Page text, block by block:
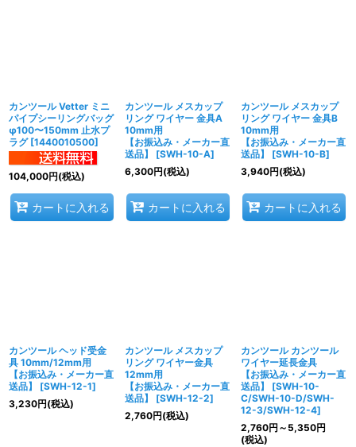
カンツール Vetter ミニ
パイプシーリングバッグ
φ100〜150mm 止水プ
ラグ [1440010500]
104,000円(税込)
カートに入れる
カンツール メスカップ
リング ワイヤー 金具A
10mm用
【お振込み・メーカー直
送品】
[SWH-10-A]
6,300円(税込)
カートに入れる
カンツール メスカップ
リング ワイヤー 金具B
10mm用
【お振込み・メーカー直
送品】
[SWH-10-B]
3,940円(税込)
カートに入れる
カンツール ヘッド受金
具 10mm/12mm用
【お振込み・メーカー直
送品】
[SWH-12-1]
3,230円(税込)
カンツール メスカップ
リング ワイヤー金具
12mm用
【お振込み・メーカー直
送品】
[SWH-12-2]
2,760円(税込)
カンツール カンツール
ワイヤー延長金具
【お振込み・メーカー直
送品】
[SWH-10-
C/SWH-10-D/SWH-
12-3/SWH-12-4]
2,760円 ～5,350円
(税込)